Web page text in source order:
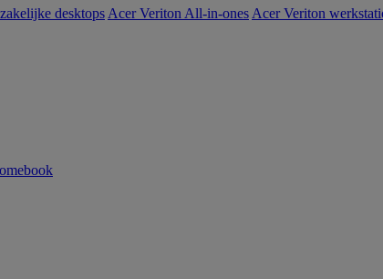
desktops Acer Veriton All-in-ones Acer Veriton